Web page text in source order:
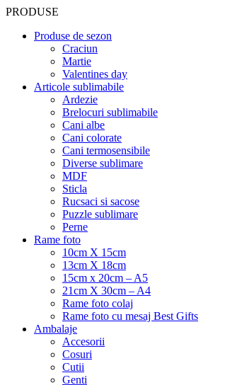
PRODUSE
Produse de sezon
Craciun
Martie
Valentines day
Articole sublimabile
Ardezie
Brelocuri sublimabile
Cani albe
Cani colorate
Cani termosensibile
Diverse sublimare
MDF
Sticla
Rucsaci si sacose
Puzzle sublimare
Perne
Rame foto
10cm X 15cm
13cm X 18cm
15cm x 20cm – A5
21cm X 30cm – A4
Rame foto colaj
Rame foto cu mesaj Best Gifts
Ambalaje
Accesorii
Cosuri
Cutii
Genti